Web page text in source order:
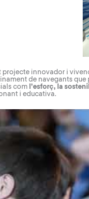
projecte innovador i
de navegants
com l’esforç, la
i educativa.